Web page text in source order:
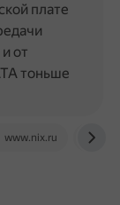
www.nix.ru
плате
от
тоньше